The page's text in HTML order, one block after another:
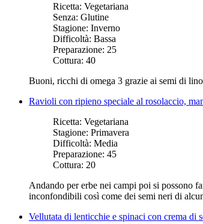
Ricetta: Vegetariana
Senza: Glutine
Stagione: Inverno
Difficoltà: Bassa
Preparazione: 25
Cottura: 40
Buoni, ricchi di omega 3 grazie ai semi di
Ravioli con ripieno speciale al rosolaccio,
Ricetta: Vegetariana
Stagione: Primavera
Difficoltà: Media
Preparazione: 45
Cottura: 20
Andando per erbe nei campi poi si possono
inconfondibili così come dei semi neri di
Vellutata di lenticchie e spinaci con crema di